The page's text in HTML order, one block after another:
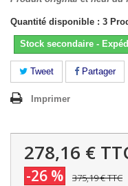
Quantité disponible : 3
Stock secondaire -
Tweet Partager
Imprimer
278,16 €
-26 % 375,19 €TTC